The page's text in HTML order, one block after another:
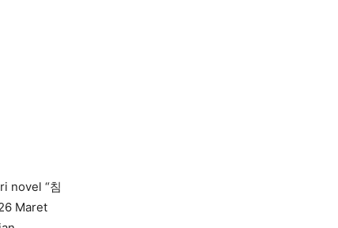
novel “침
Maret